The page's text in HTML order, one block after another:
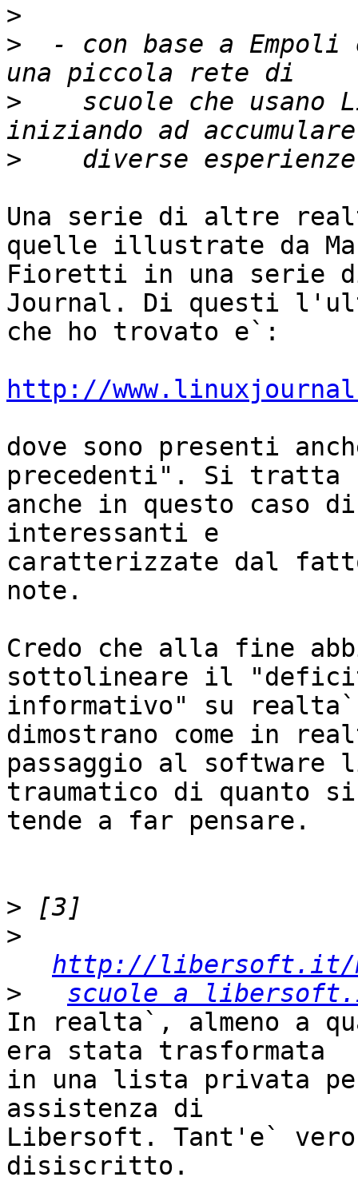
>
>
- con base a Empoli
>
scuole che usano
>
Una serie di altre
quelle illustrate da
Fioretti in una serie
Journal. Di questi
che ho trovato e`:
http://
dove sono presenti
precedenti". Si tratta
anche in questo caso
interessanti e
caratterizzate dal
note.
Credo che alla fine
sottolineare il
informativo" su
dimostrano come in
passaggio al software
traumatico di quanto si
tende a far pensare.
>
>
http://libersoft.it/
>
scuole a
In realta`, almeno a
era stata trasformata
in una lista privata
assistenza di
Libersoft. Tant'e` vero
disiscritto.